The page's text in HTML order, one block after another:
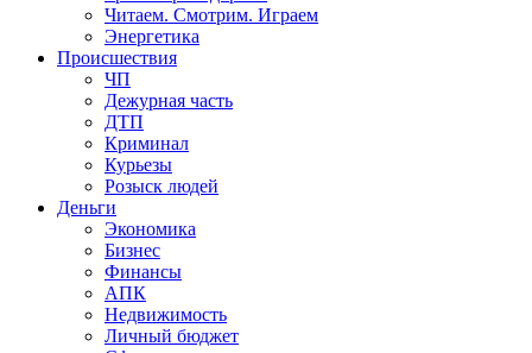
Читаем. Смотрим. Играем
Энергетика
Происшествия
ЧП
Дежурная часть
ДТП
Криминал
Курьезы
Розыск людей
Деньги
Экономика
Бизнес
Финансы
АПК
Недвижимость
Личный бюджет